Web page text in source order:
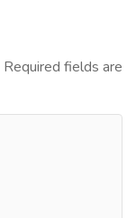
Required fields are